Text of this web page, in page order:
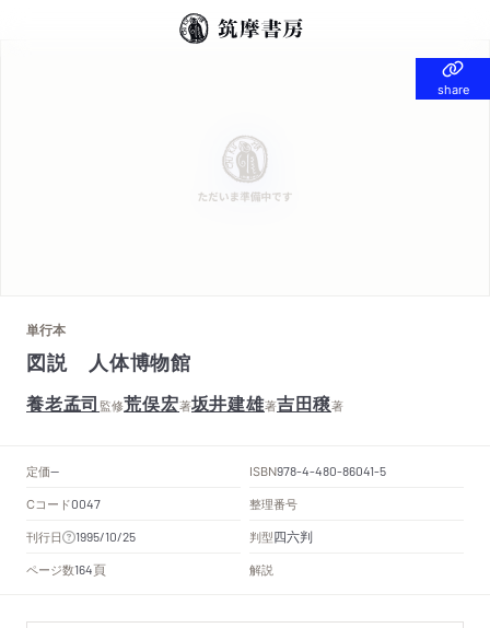
share
share
単行本
図説 人体博物館
養老孟司 監修荒俣宏著坂井建雄著吉田穣著
定価-- ISBN978-4-480-86041-5
Cコード0047
整理番号
刊行日
1995/10/25 判型四六判
ページ数164頁 解説